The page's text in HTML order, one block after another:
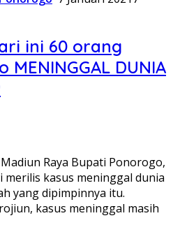
ini 60 orang
DUNIA
Raya Bupati Ponorogo,
kasus meninggal dunia
yang dipimpinnya itu.
kasus meninggal masih